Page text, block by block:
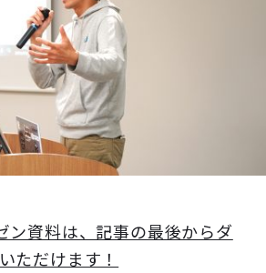
ン資料は、記事の最後からダ
ただけます！